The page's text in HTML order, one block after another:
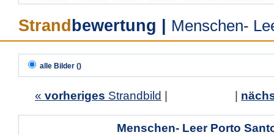
Strand bewertung Menschen-
alle Bilder ()
« vorheriges Strandbild
Menschen- Leer Porto